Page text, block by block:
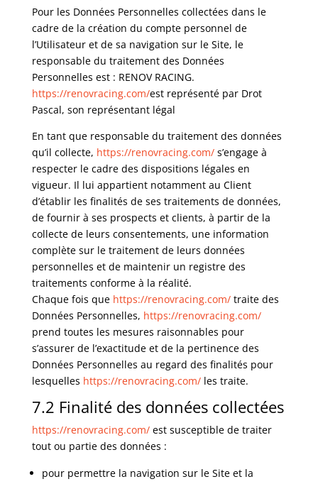
Pour les Données Personnelles collectées dans le
cadre de la création du compte personnel de
l’Utilisateur et de sa navigation sur le Site, le
responsable du traitement des Données
Personnelles est : RENOV RACING.
https://renovracing.com/est représenté par Drot
Pascal, son représentant légal
En tant que responsable du traitement des données
qu’il collecte, https://renovracing.com/s’engage à
respecter le cadre des dispositions légales en
vigueur. Il lui appartient notamment au Client
d’établir les finalités de ses traitements de données,
de fournir à ses prospects et clients, à partir de la
collecte de leurs consentements, une information
complète sur le traitement de leurs données
personnelles et de maintenir un registre des
traitements conforme à la réalité.
Chaque fois que https://renovracing.com/traite des
Données Personnelles, https://renovracing.com/
prend toutes les mesures raisonnables pour
s’assurer de l’exactitude et de la pertinence des
Données Personnelles au regard des finalités pour
lesquelles https://renovracing.com/les traite.
7.2 Finalité des données collectées
https://renovracing.com/est susceptible de traiter
tout ou partie des données :
pour permettre la navigation sur le Site et la